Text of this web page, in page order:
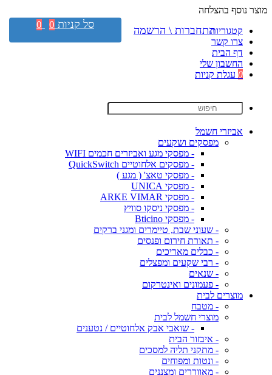
מוצר נוסף בהצלחה
קטגוריות
צרו קשר
דף הבית
החשבון שלי
0 עגלת קניות
אביזרי חשמל
מפסקים ושקעים
- מפסקי מגע ואביזרים חכמים WIFI
- מפסקים אלחוטיים QuickSwitch
- מפסקי טאצ' ( מגע )
- מפסקי UNICA
- מפסקי ARKE VIMAR
- מפסקי ניסקו סוויץ
- מפסקי Bticino
- שעוני שבת, טיימרים ומגני ברקים
- תאורת חירום ופנסים
- כבלים מאריכים
- רבי שקעים ומפצלים
- שנאים
- פעמונים ואינטרקום
מוצרים לבית
- מטבח
מוצרי חשמל לבית
- שואבי אבק אלחוטיים / נטענים
- איבזור הבית
- מתקני תליה למסכים
- ונטות ומפוחים
- מאווררים ומצננים
התחברות \ הרשמה סל קניות 0
0